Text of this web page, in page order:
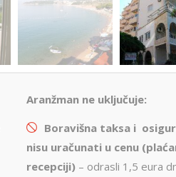
Aranžman ne uključuje:
Boravišna taksa i
nisu uračunati u cenu
recepciji) – odrasli 1,5 eura